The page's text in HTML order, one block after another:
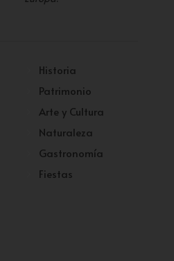
Historia
Patrimonio
Arte y Cultura
Naturaleza
Gastronomía
Fiestas